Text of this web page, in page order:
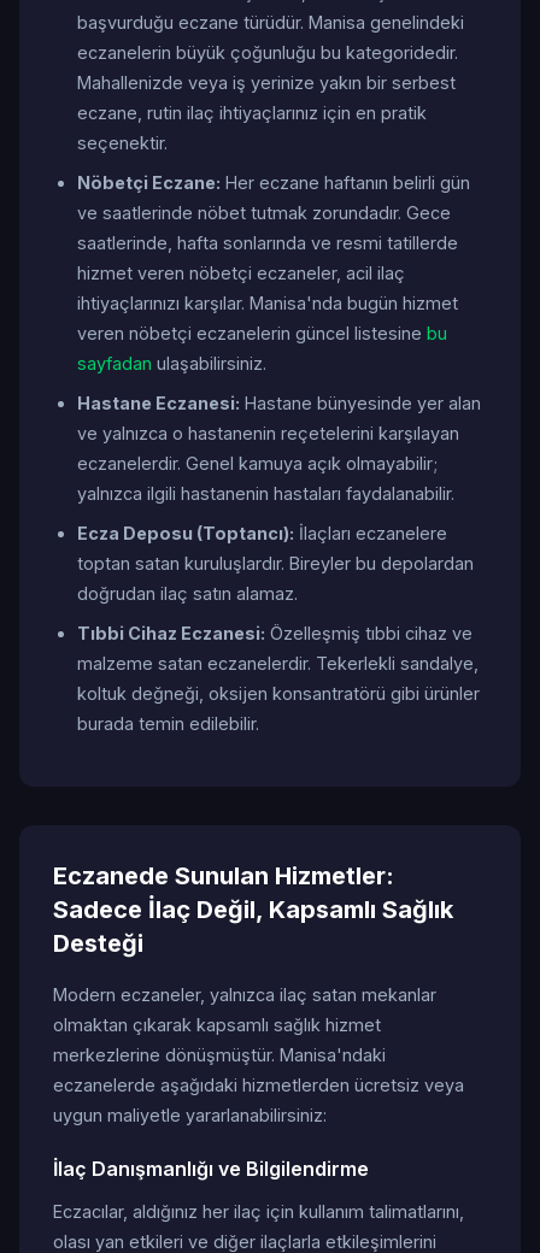
başvurduğu eczane türüdür. Manisa genelindeki
eczanelerin büyük çoğunluğu bu kategoridedir.
Mahallenizde veya iş yerinize yakın bir serbest
eczane, rutin ilaç ihtiyaçlarınız için en pratik
seçenektir.
Nöbetçi Eczane: Her eczane haftanın belirli gün
ve saatlerinde nöbet tutmak zorundadır. Gece
saatlerinde, hafta sonlarında ve resmi tatillerde
hizmet veren nöbetçi eczaneler, acil ilaç
ihtiyaçlarınızı karşılar. Manisa'nda bugün hizmet
veren nöbetçi eczanelerin güncel listesine bu
sayfadan ulaşabilirsiniz.
Hastane Eczanesi: Hastane bünyesinde yer alan
ve yalnızca o hastanenin reçetelerini karşılayan
eczanelerdir. Genel kamuya açık olmayabilir;
yalnızca ilgili hastanenin hastaları faydalanabilir.
Ecza Deposu (Toptancı): İlaçları eczanelere
toptan satan kuruluşlardır. Bireyler bu depolardan
doğrudan ilaç satın alamaz.
Tıbbi Cihaz Eczanesi: Özelleşmiş tıbbi cihaz ve
malzeme satan eczanelerdir. Tekerlekli sandalye,
koltuk değneği, oksijen konsantratörü gibi ürünler
burada temin edilebilir.
Eczanede Sunulan Hizmetler:
Sadece İlaç Değil, Kapsamlı Sağlık
Desteği
Modern eczaneler, yalnızca ilaç satan mekanlar
olmaktan çıkarak kapsamlı sağlık hizmet
merkezlerine dönüşmüştür. Manisa'ndaki
eczanelerde aşağıdaki hizmetlerden ücretsiz veya
uygun maliyetle yararlanabilirsiniz:
İlaç Danışmanlığı ve Bilgilendirme
Eczacılar, aldığınız her ilaç için kullanım talimatlarını,
olası yan etkileri ve diğer ilaçlarla etkileşimlerini